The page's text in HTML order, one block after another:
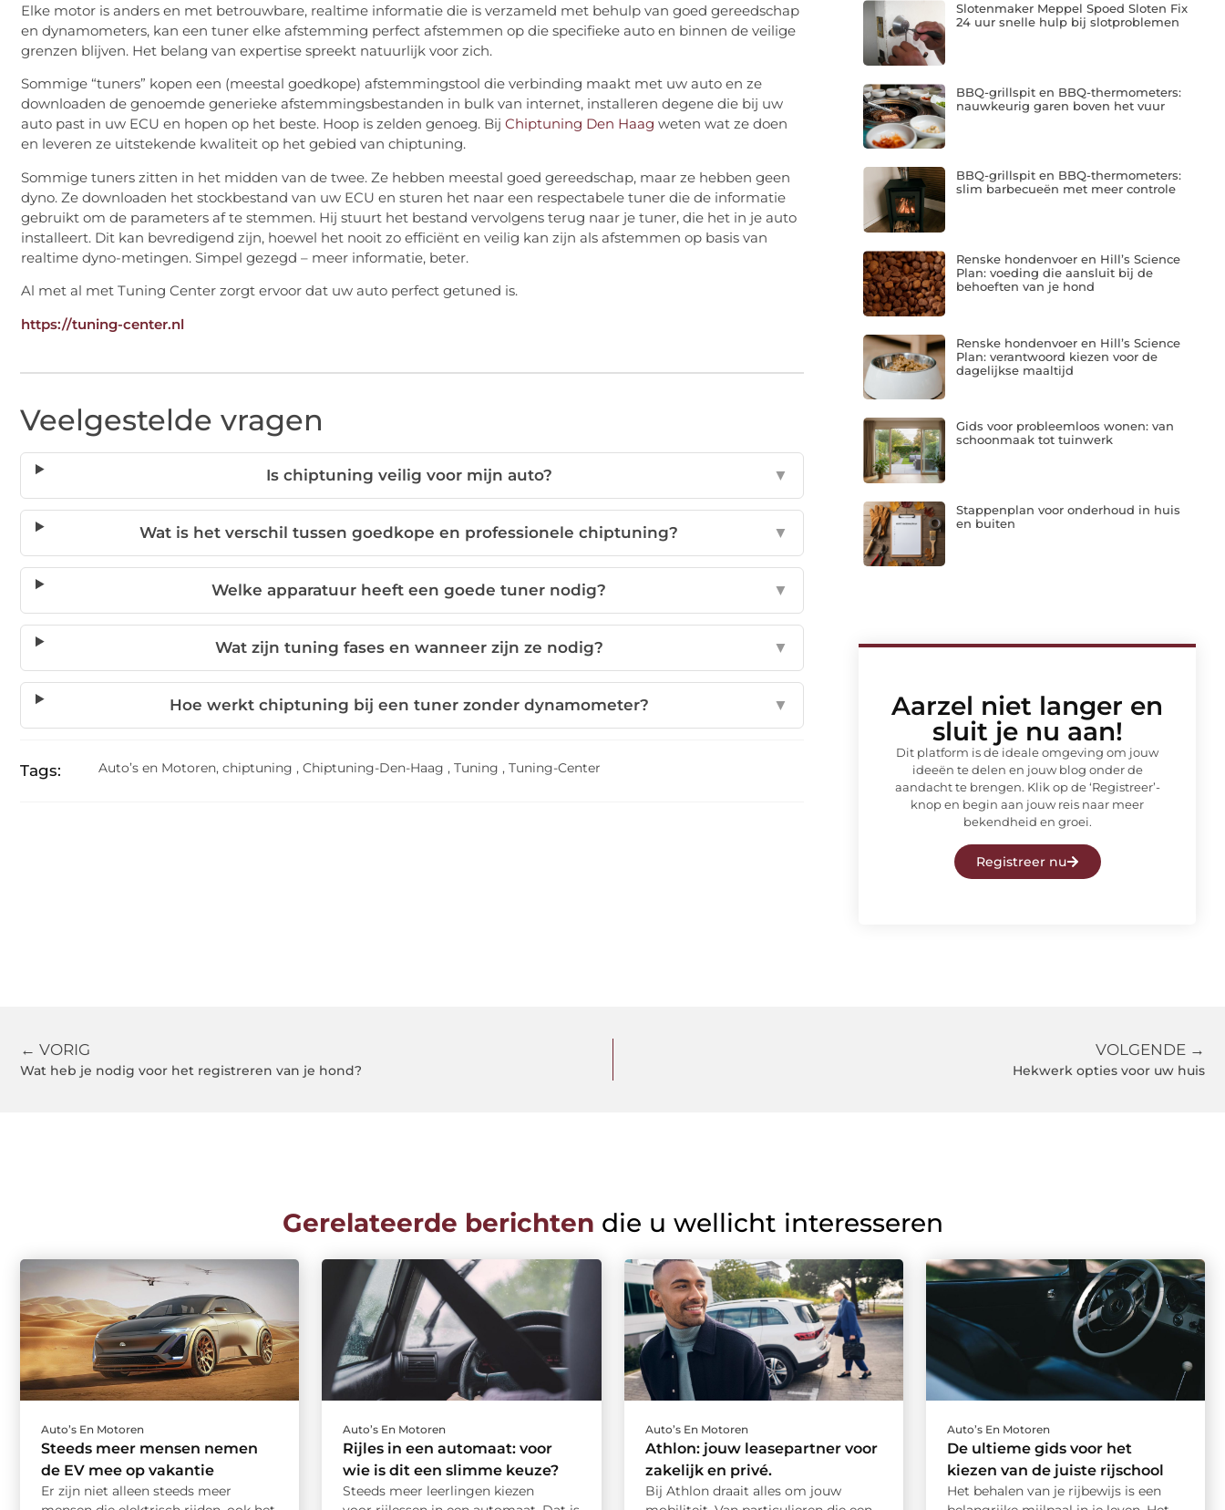
Elke motor is anders en met betrouwbare, realtime informatie die is verzameld met behulp van goed gereedschap
en dynamometers, kan een tuner elke afstemming perfect afstemmen op die specifieke auto en binnen de veilige
grenzen blijven. Het belang van expertise spreekt natuurlijk voor zich.
Sommige “tuners” kopen een (meestal goedkope) afstemmingstool die verbinding maakt met uw auto en ze
downloaden de genoemde generieke afstemmingsbestanden in bulk van internet, installeren degene die bij uw
auto past in uw ECU en hopen op het beste. Hoop is zelden genoeg. Bij Chiptuning Den Haag weten wat ze doen
en leveren ze uitstekende kwaliteit op het gebied van chiptuning.
Sommige tuners zitten in het midden van de twee. Ze hebben meestal goed gereedschap, maar ze hebben geen
dyno. Ze downloaden het stockbestand van uw ECU en sturen het naar een respectabele tuner die de informatie
gebruikt om de parameters af te stemmen. Hij stuurt het bestand vervolgens terug naar je tuner, die het in je auto
installeert. Dit kan bevredigend zijn, hoewel het nooit zo efficiënt en veilig kan zijn als afstemmen op basis van
realtime dyno-metingen. Simpel gezegd – meer informatie, beter.
Al met al met Tuning Center zorgt ervoor dat uw auto perfect getuned is.
https://tuning-center.nl
Veelgestelde vragen
Is chiptuning veilig voor mijn auto? ▼
Wat is het verschil tussen goedkope en professionele chiptuning? ▼
Welke apparatuur heeft een goede tuner nodig? ▼
Wat zijn tuning fases en wanneer zijn ze nodig? ▼
Hoe werkt chiptuning bij een tuner zonder dynamometer? ▼
Tags: Auto’s en Motoren, chiptuning , Chiptuning-Den-Haag , Tuning , Tuning-Center
Slotenmaker Meppel Spoed Sloten Fix
24 uur snelle hulp bij slotproblemen
BBQ-grillspit en BBQ-thermometers:
nauwkeurig garen boven het vuur
BBQ-grillspit en BBQ-thermometers:
slim barbecueën met meer controle
Renske hondenvoer en Hill’s Science
Plan: voeding die aansluit bij de
behoeften van je hond
Renske hondenvoer en Hill’s Science
Plan: verantwoord kiezen voor de
dagelijkse maaltijd
Gids voor probleemloos wonen: van
schoonmaak tot tuinwerk
Stappenplan voor onderhoud in huis
en buiten
Aarzel niet langer en
sluit je nu aan!
Dit platform is de ideale omgeving om jouw
ideeën te delen en jouw blog onder de
aandacht te brengen. Klik op de ‘Registreer’-
knop en begin aan jouw reis naar meer
bekendheid en groei.
Registreer nu
← VORIG
Wat heb je nodig voor het registreren van je hond?
VOLGENDE →
Hekwerk opties voor uw huis
Gerelateerde berichten die u wellicht interesseren
Auto’s En Motoren
Steeds meer mensen nemen
de EV mee op vakantie
Er zijn niet alleen steeds meer
Auto’s En Motoren
Rijles in een automaat: voor
wie is dit een slimme keuze?
Steeds meer leerlingen kiezen
Auto’s En Motoren
Athlon: jouw leasepartner voor
zakelijk en privé.
Bij Athlon draait alles om jouw
Auto’s En Motoren
De ultieme gids voor het
kiezen van de juiste rijschool
Het behalen van je rijbewijs is een